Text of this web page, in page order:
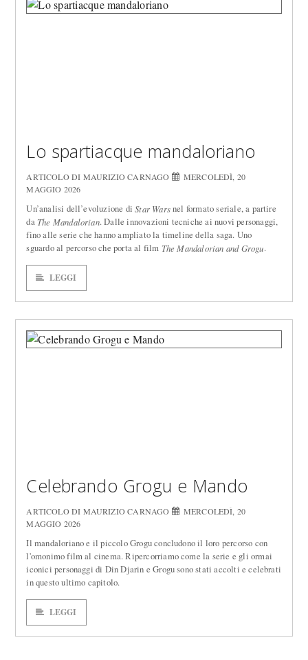
Lo spartiacque mandaloriano
ARTICOLO DI MAURIZIO CARNAGO
MERCOLEDÌ, 20
MAGGIO 2026
Un’analisi dell’evoluzione diStar Warsnel formato seriale, a partire
da The Mandalorian. Dalle innovazioni tecniche ai nuovi personaggi,
fino alle serie che hanno ampliato la timeline della saga. Uno
sguardo al percorso che porta al film The Mandalorian and Grogu.
LEGGI
Celebrando Grogu e Mando
ARTICOLO DI MAURIZIO CARNAGO
MERCOLEDÌ, 20
MAGGIO 2026
Il mandaloriano e il piccolo Grogu concludono il loro percorso con
l'omonimo film al cinema. Ripercorriamo come la serie e gli ormai
iconici personaggi di Din Djarin e Grogu sono stati accolti e celebrati
in questo ultimo capitolo.
LEGGI